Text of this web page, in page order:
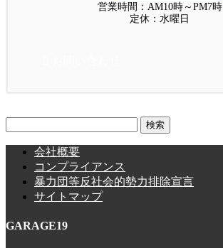
営業時間：AM10時～PM7時
定休：水曜日
会社概要
コンプライアンス
暴力団等反社会的勢力排除宣言
サイトマップ
GARAGE19